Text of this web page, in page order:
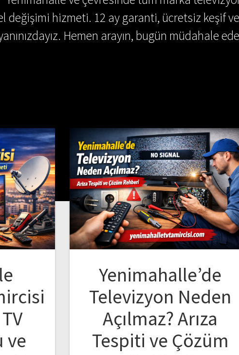
değişimi hizmeti. 12 ay garanti, ücretsiz keşif
Hemen arayın, bugün müdahale
ve
Yenimahalle’de
Televizyon Neden
Açılmaz? Arıza
Tespiti ve Çözüm